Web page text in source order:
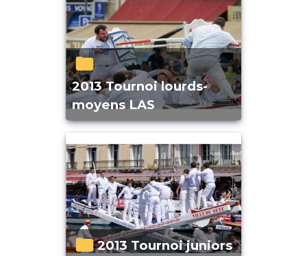
2013 Tournoi lourds-
moyens LAS
2013 Tournoi juniors